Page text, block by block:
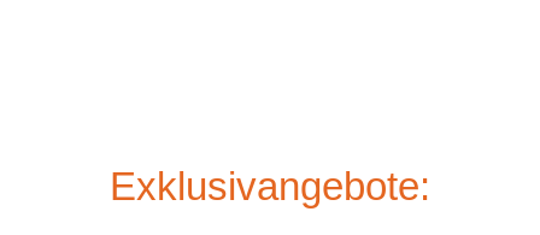
Exklusivangebote: